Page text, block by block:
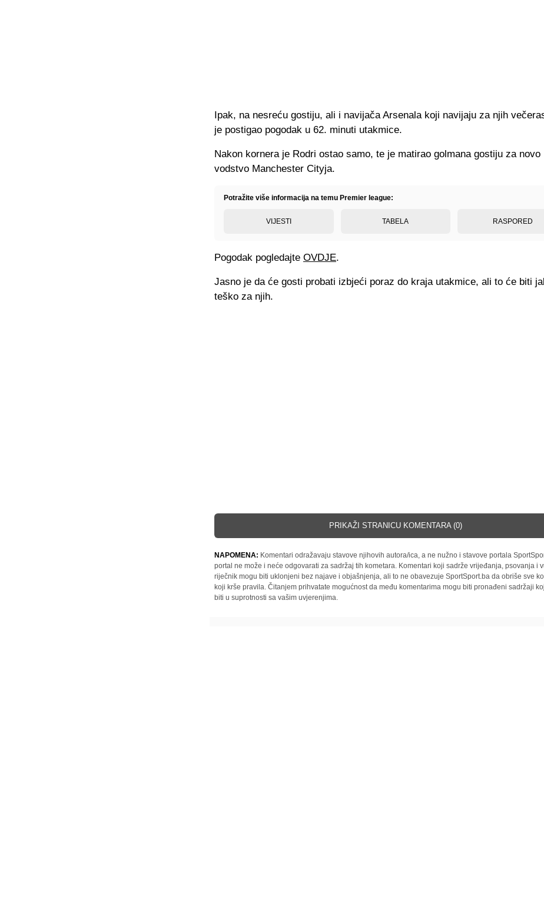
Ipak, na nesreću gostiju, ali i navijača Arsenala koji navijaju za njih
je postigao pogodak u 62. minuti utakmice.
Nakon kornera je Rodri ostao samo, te je matirao golmana gostiju za novo
vodstvo Manchester Cityja.
Potražite više informacija na temu Premier league:
VIJESTI TABELA RASPORED
Pogodak pogledajte OVDJE.
Jasno je da će gosti probati izbjeći poraz do kraja utakmice, ali to će biti
teško za njih.
PRIKAŽI STRANICU KOMENTARA (0)
NAPOMENA: Komentari odražavaju stavove njihovih autora/ica, a ne nužno i stavove portala
portal ne može i neće odgovarati za sadržaj tih kometara. Komentari koji sadrže vrijeđanja, psovanja i
riječnik mogu biti uklonjeni bez najave i objašnjenja, ali to ne obavezuje SportSport.ba da obriše sve
koji krše pravila. Čitanjem prihvatate mogućnost da među komentarima mogu biti pronađeni sadržaji
biti u suprotnosti sa vašim uvjerenjima.